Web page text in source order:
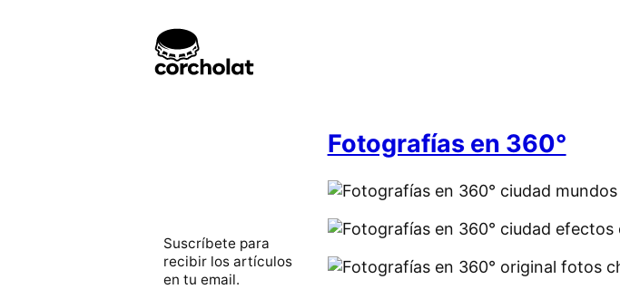
Fotografías en 360°
Suscríbete para
recibir los artículos
en tu email.